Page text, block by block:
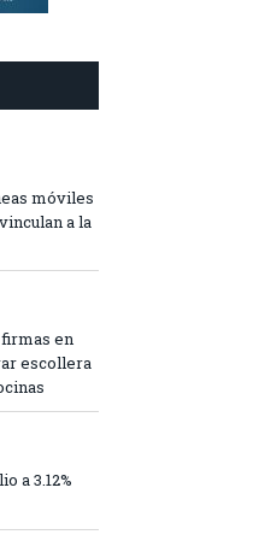
móviles
a la
en
escollera
a 3.12%